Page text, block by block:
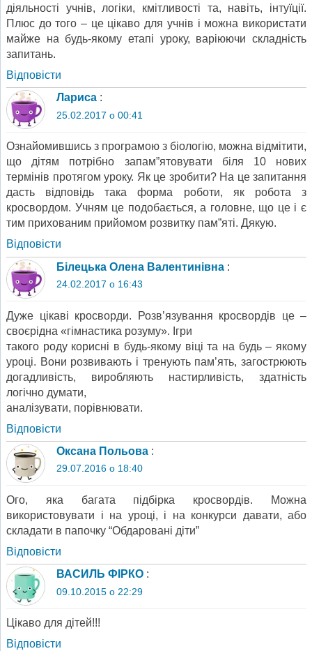
діяльності учнів, логіки, кмітливості та, навіть, інтуїції.
Плюс до того – це цікаво для учнів і можна використати
майже на будь-якому етапі уроку, варіюючи складність
запитань.
Відповіcти
Лариса :
25.02.2017 о 00:41
Ознайомившись з програмою з біологію, можна відмітити,
що дітям потрібно запам”ятовувати біля 10 нових
термінів протягом уроку. Як це зробити? На це запитання
дасть відповідь така форма роботи, як робота з
кросвордом. Учням це подобається, а головне, що це і є
тим прихованим прийомом розвитку пам”яті. Дякую.
Відповіcти
Білецька Олена Валентинівна :
24.02.2017 о 16:43
Дуже цікаві кросворди. Розв’язування кросвордів це –
своєрідна «гімнастика розуму». Ігри
такого роду корисні в будь-якому віці та на будь – якому
уроці. Вони розвивають і тренують пам’ять, загострюють
догадливість, виробляють настирливість, здатність
логічно думати,
аналізувати, порівнювати.
Відповіcти
Оксана Польова :
29.07.2016 о 18:40
Ого, яка багата підбірка кросвордів. Можна
використовувати і на уроці, і на конкурси давати, або
складати в папочку “Обдаровані діти”
Відповіcти
ВАСИЛЬ ФІРКО :
09.10.2015 о 22:29
Цікаво для дітей!!!
Відповіcти